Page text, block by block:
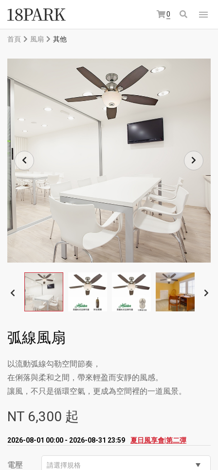
0
首頁 風扇 其他
弧線風扇
以流動弧線勾勒空間節奏，
在俐落與柔和之間，帶來輕盈而安靜的風感。
讓風，不只是循環空氣，更成為空間裡的一道風景。
NT 6,300 起
2026-08-01 00:00 - 2026-08-31 23:59 夏日風享會|第二彈
電壓 請選擇規格